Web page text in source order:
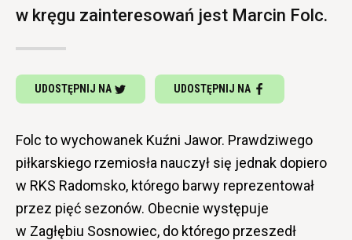
w kręgu zainteresowań jest Marcin Folc.
UDOSTĘPNIJ NA UDOSTĘPNIJ NA
Folc to wychowanek Kuźni Jawor. Prawdziwego
piłkarskiego rzemiosła nauczył się jednak dopiero
w RKS Radomsko, którego barwy reprezentował
przez pięć sezonów. Obecnie występuje
w Zagłębiu Sosnowiec, do którego przeszedł